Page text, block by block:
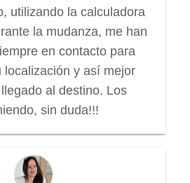
utilizando la calculadora
la mudanza, me han
en contacto para
localización y así mejor
al destino. Los
sin duda!!!